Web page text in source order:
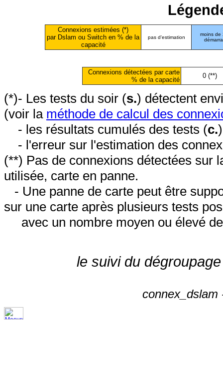
Connexions estimées (*)
par Dslam ou Switch en % de la
capacité
pas d'estimation
moins de
Connexions détectées par carte
% de la capacité
0 (**)
(*)- Les tests du soir (s.) détectent
(voir la méthode de calcul des
- les résultats cumulés des tests (c.
- l'erreur sur l'estimation des
(**) Pas de connexions détectées sur
utilisée, carte en panne.
- Une panne de carte peut être
sur une carte après plusieurs tests
avec un nombre moyen ou élevé
le suivi du
connex_dslam